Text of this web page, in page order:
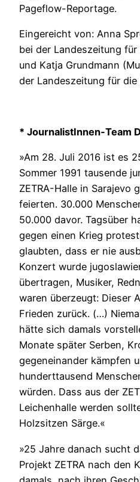
Pageflow-Reportage.
Eingereicht von: Anna
bei der Landeszeitung
und Katja Grundmann
der Landeszeitung für die
* JournalistInnen-Team
»Am 28. Juli 2016 ist es
Sommer 1991 tausende
ZETRA-Halle in Sarajevo
feierten. 30.000
50.000 davor. Tagsüber
gegen einen Krieg
glaubten, dass er nie
Konzert wurde
übertragen, Musiker,
waren überzeugt: Dieser
Frieden zurück. (…)
hätte sich damals
Monate später Serben,
gegeneinander kämpfen
hunderttausend
würden. Dass aus der
Leichenhalle werden
Holzsitzen Särge.«
»25 Jahre danach sucht
Projekt ZETRA nach den